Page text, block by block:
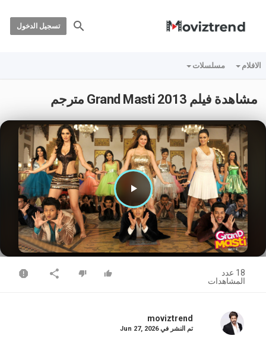
تسجيل الدخول
الافلام مسلسلات
مشاهدة فيلم Grand Masti 2013 مترجم
18 عدد
المشاهدات
moviztrend
تم النشر فيJun 27, 2026